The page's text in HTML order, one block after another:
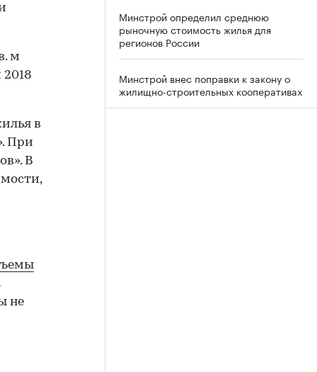
м
в
При
В
не
Минстрой определил среднюю
рыночную стоимость жилья для
регионов России
Минстрой внес поправки к закону о
жилищно-строительных кооперативах